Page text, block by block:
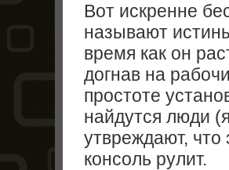
Вот искренне
называют
время как он
догнав на
простоте
найдутся люди
утвреждают, что
консоль рулит.